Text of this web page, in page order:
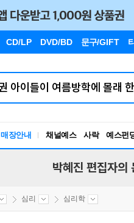
CD/LP DVD/BD 문구/GIFT
매장안내 채널예스 사락 예스펀
박혜진 편집자의
심리 심리학